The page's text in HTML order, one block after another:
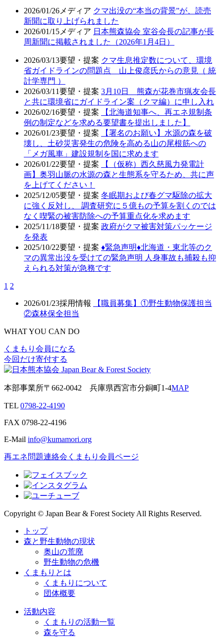
2026/01/26 メディア クマ出没の“本当の背景”が、読売
新聞に取り上げられました
2026/01/15 メディア 日本熊森協会 室谷会長の記事が長
周新聞に掲載されました（2026年1月4日）
2026/03/13要望・提案 クマ生息推定数について、環境
省ガイドラインの問題点 山上俊彦氏からの意見（ 統
計学専門 ）
2026/03/11要望・提案 3月10日 熊森が花巻市猟友会長
と共に環境省にガイドライン案（クマ編）に申し入れ
2026/02/16要望・提案
【北海道知事へ、再エネ規制条
例の制定などを求める要望書を提出しました】
2026/01/23要望・提案
【署名のお願い】水源の森を破
壊し、土砂災害発生の危険を高める山の尾根筋への
「メガ風車」建設規制を国に求めます
2026/01/22要望・提案
【（仮称）西久慈風力発電計
画】奥羽山脈の水源の森と生態系を守るため、共に声
を上げてください！
2025/12/05要望・提案 冬眠期および春グマ駆除の拡大
に強く反対し、 調査研究に５億もの予算を割くのでは
なく喫緊の被害防除への予算重点化を求めます
2025/11/18要望・提案 政府がクマ被害対策パッケージ
を発表
2025/10/22要望・提案 ♦️緊急声明♦️北海道・東北等のク
マの異常出没を受けての緊急声明 人身事故も捕殺も抑
えられる対策が急務です
1 2
2026/01/23採用情報
【職員募集】①野生動物保護担当
②森林保全担当
WHAT YOU CAN DO
くまもり会員になる
今回だけ寄付する
本部事業所〒662-0042 兵庫県西宮市分銅町1-4MAP
TEL 0798-22-4190
FAX 0798-22-4196
E-Mail info@kumamori.org
再エネ問題連絡会 くまもり会員ページ
Copyright © Japan Bear & Forest Society All Rights Reserved.
トップ
森と野生動物の現状
奥山の荒廃
野生動物の危機
くまもりとは
くまもりについて
団体概要
活動内容
くまもりの活動一覧
森を守る